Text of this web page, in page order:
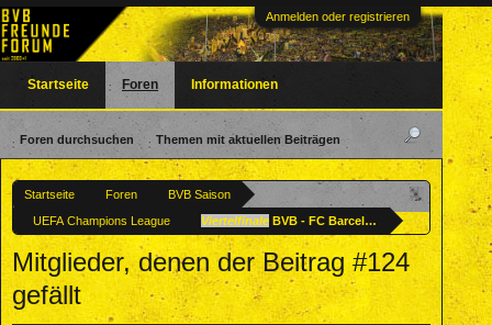
Anmelden oder registrieren
Startseite Foren
BVB Saison
UEFA Champions League
Viertelfinale BVB - FC Barcelona, 15. April 2025
Mitglieder, denen der Beitrag #124
gefällt
Startseite Foren
Foren durchsuchen Themen mit aktuellen Beiträgen
Informationen